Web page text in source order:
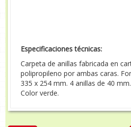
Especificaciones técnicas:
Carpeta de anillas fabricada en
polipropileno por ambas caras.
335 x 254 mm. 4 anillas de 40
Color verde.